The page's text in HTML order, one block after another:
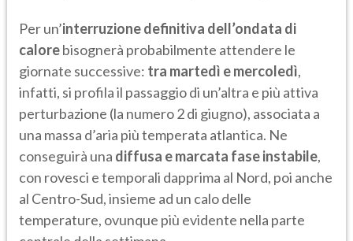
Per un’interruzione definitiva dell’ondata di
calorebisognerà probabilmente attendere le
giornate successive: tra martedì e mercoledì,
infatti, si profila il passaggio di un’altra e più attiva
perturbazione (la numero 2 di giugno), associata a
una massa d’aria più temperata atlantica. Ne
conseguirà una diffusa e marcata fase instabile,
con rovesci e temporali dapprima al Nord, poi anche
al Centro-Sud, insieme ad un calo delle
temperature, ovunque più evidente nella parte